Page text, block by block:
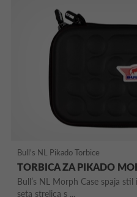
Bull's NL Pikado Torbice
TORBICA ZA PIKADO
Bull’s NL Morph Case spaja
seta strelica s ...